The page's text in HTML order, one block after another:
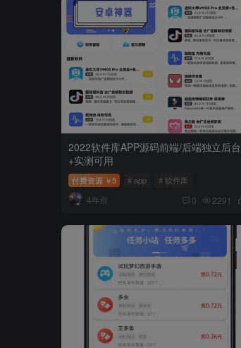
2022软件库APP源码前端/后端独立后台
+实测可用
付费资源 ￥5 # app # 软件库
4年前 0 2291